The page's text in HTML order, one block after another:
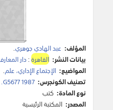
المؤلف: عبد الهادي جوهري.
بيانات النشر: القاهرة:دار
المواضيع: الإجتماع الإداري، علم.
تصنيف الكونجرس: 1987
نوع المادة: كتب
المصدر: المكتبة الرئيسية